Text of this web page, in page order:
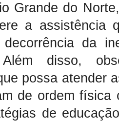
Grande do
a assistência
decorrência da
Além disso,
possa atender
de ordem física
de